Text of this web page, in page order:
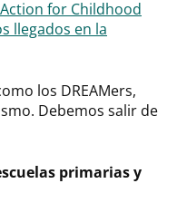
for Childhood
llegados en la
los DREAMers,
Debemos salir de
primarias y